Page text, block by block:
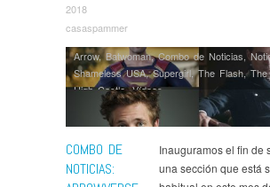
2018
casaspammer
COMBO DE
NOTICIAS:
Arrow,Batwoman,Combo de Noticias,
Shameless USA,Supergirl,The Flash,
High Castle,Ví­deos
Inauguramos el fin de
una sección que está